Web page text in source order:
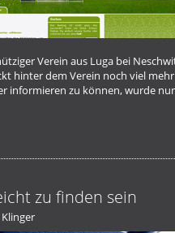
Verein aus Luga bei
hinter dem Verein noch viel
informieren zu können, wurde
zu finden sein